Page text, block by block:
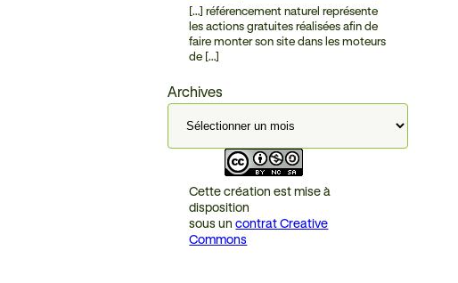
[…] référencement naturel représente
les actions gratuites réalisées afin de
faire monter son site dans les moteurs
de […]
Archives
Cette création est mise à
disposition
sous uncontrat Creative
Commons